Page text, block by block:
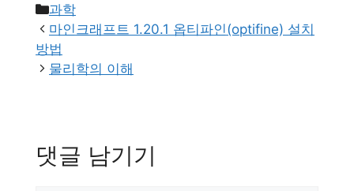
카
테
고
리
과학
마인크래프트 1.20.1 옵티파인(optifine) 설치
방법
물리학의 이해
댓글 남기기